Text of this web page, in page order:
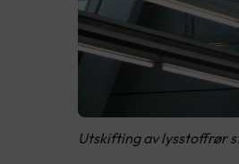
Utskifting av lysstoffrør